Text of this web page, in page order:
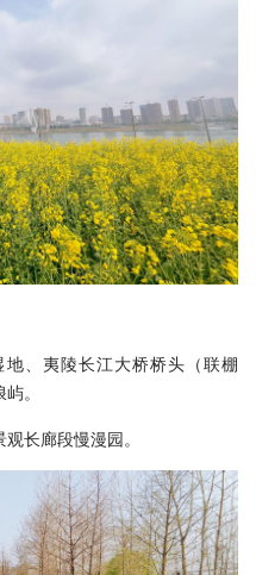
、夷陵长江大桥桥头（联棚
。
长廊段慢漫园。